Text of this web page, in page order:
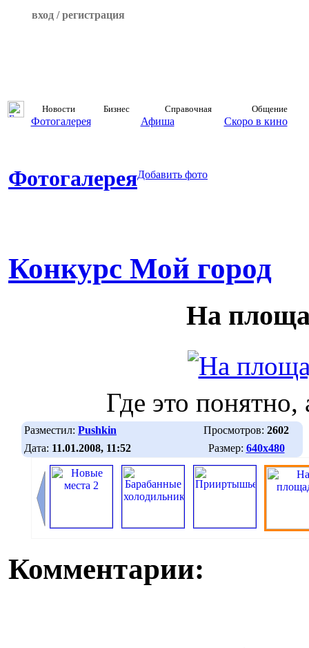
вход / регистрация
Новости Бизнес Справочная Общение
Фотогалерея Афиша Скоро в кино
ФотогалереяДобавить фото
Конкурс Мой город
На
Где это понятно,
Разместил: Pushkin Просмотров: 2602
Дата: 11.01.2008, 11:52 Размер: 640х480
Комментарии: